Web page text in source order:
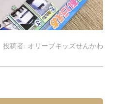
投稿者: オリーブキッズせんかわ